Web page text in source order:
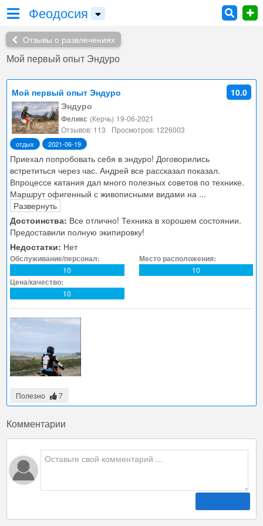
Феодосия
Отзывы о развлечениях
Мой первый опыт Эндуро
Мой первый опыт Эндуро
10.0
Эндуро
Феликс (Керчь) 19-06-2021
Отзывов: 113
Просмотров: 1226003
отдых 2021-06-19
Приехал попробовать себя в эндуро! Договорились
встретиться через час. Андрей все рассказал показал.
Впроцессе катания дал много полезных советов по технике.
Маршрут офигенный с живописными видами на ...
Развернуть
Достоинства: Все отлично! Техника в хорошем состоянии.
Предоставили полную экипировку!
Недостатки: Нет
Обслуживание/персонал:
10
Место расположения:
10
Цена/качество:
10
Полезно 7
Комментарии
Отправить